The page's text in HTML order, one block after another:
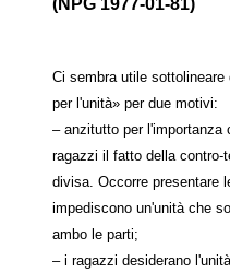
Ci sembra utile
per l'unità» per due motivi:
– anzitutto per l'importanza
ragazzi il fatto della contro-
divisa. Occorre presentare
impediscono un'unità che
ambo le parti;
– i ragazzi desiderano